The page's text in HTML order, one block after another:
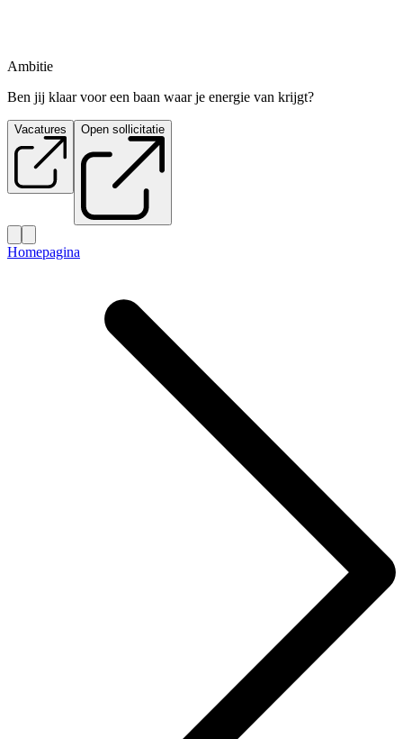
Ambitie
Ben jij klaar voor een baan waar je energie van krijgt?
Vacatures Open sollicitatie
Homepagina